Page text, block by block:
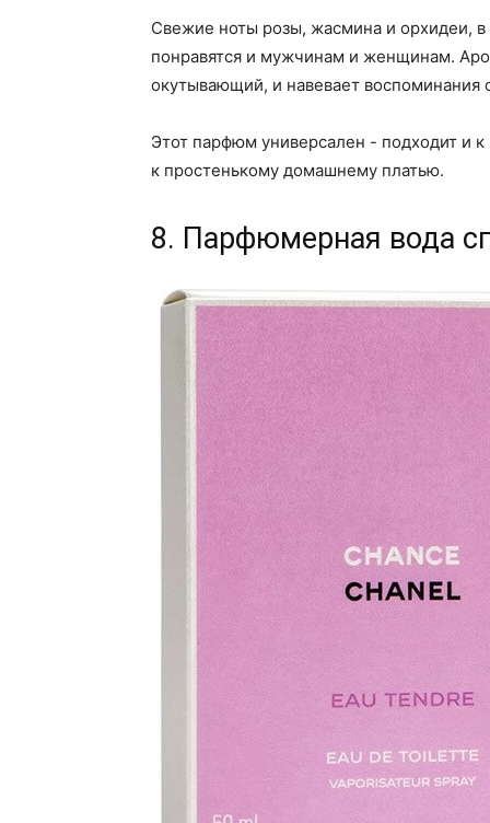
Свежие ноты розы, жасмина и орхидеи, в
понравятся и мужчинам и женщинам.
окутывающий, и навевает воспоминания
Этот парфюм универсален - подходит и
к простенькому домашнему платью.
8. Парфюмерная вода